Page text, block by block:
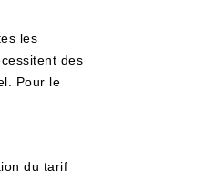
les
des
Pour le
du tarif